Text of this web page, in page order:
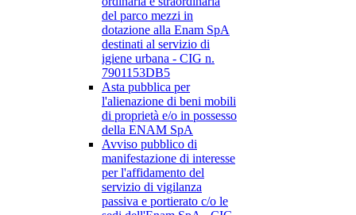
del parco mezzi in
dotazione alla Enam SpA
destinati al servizio di
igiene urbana - CIG n.
7901153DB5
Asta pubblica per
l'alienazione di beni mobili
di proprietà e/o in possesso
della ENAM SpA
Avviso pubblico di
manifestazione di interesse
per l'affidamento del
servizio di vigilanza
passiva e portierato c/o le